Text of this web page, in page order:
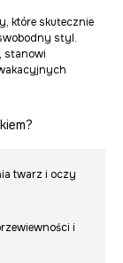
które skutecznie
styl.
stanowi
twarz i oczy
i